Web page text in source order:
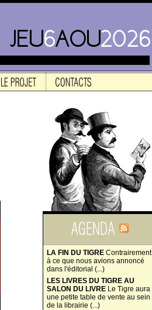
LA FIN DU TIGRE Contrairement
à ce que nous avions annoncé
dans l'éditorial (...)
LES LIVRES DU TIGRE AU
SALON DU LIVRE Le Tigre aura
une petite table de vente au sein
de la librairie (...)